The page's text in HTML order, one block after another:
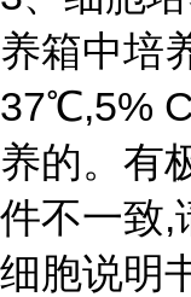
养箱中培
37℃,5%
养的。有
件不一致,
细胞说明